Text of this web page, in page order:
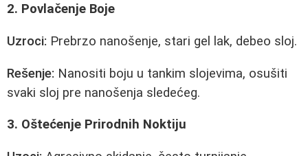
2. Povlačenje Boje
Uzroci: Prebrzo nanošenje, stari gel lak, debeo sloj.
Rešenje: Nanositi boju u tankim slojevima, osušiti
svaki sloj pre nanošenja sledećeg.
3. Oštećenje Prirodnih Noktiju